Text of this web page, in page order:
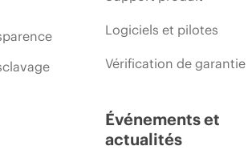
Logiciels et pilotes
Vérification de garantie
Événements et
actualités